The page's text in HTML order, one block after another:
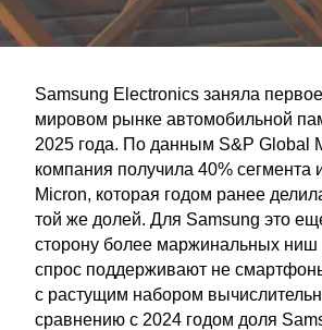
Samsung Electronics заняла
мировом рынке автомобильной
2025 года. По данным S&P Global
компания получила 40% сегмента
Micron, которая годом ранее
той же долей. Для Samsung это
сторону более маржинальных ниш
спрос поддерживают не
с растущим набором
сравнению с 2024 годом доля
Правила»
Контакт»